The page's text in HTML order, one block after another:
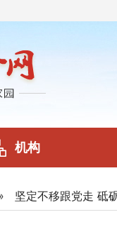
机构
坚定不移跟党走 砥